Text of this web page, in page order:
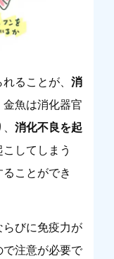
ることが、 消
金魚は消化器官
消化不良を起
してしまう
ことができ
らびに免疫力が
で注意が必要で